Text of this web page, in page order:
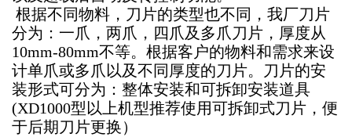
根据不同物料，刀片的类型也不同，我厂刀片
分为：一爪，两爪，四爪及多爪刀片，厚度从
10mm-80mm不等。根据客户的物料和需求来设
计单爪或多爪以及不同厚度的刀片。刀片的安
装形式可分为：整体安装和可拆卸安装道具
(XD1000型以上机型推荐使用可拆卸式刀片，便
于后期刀片更换）